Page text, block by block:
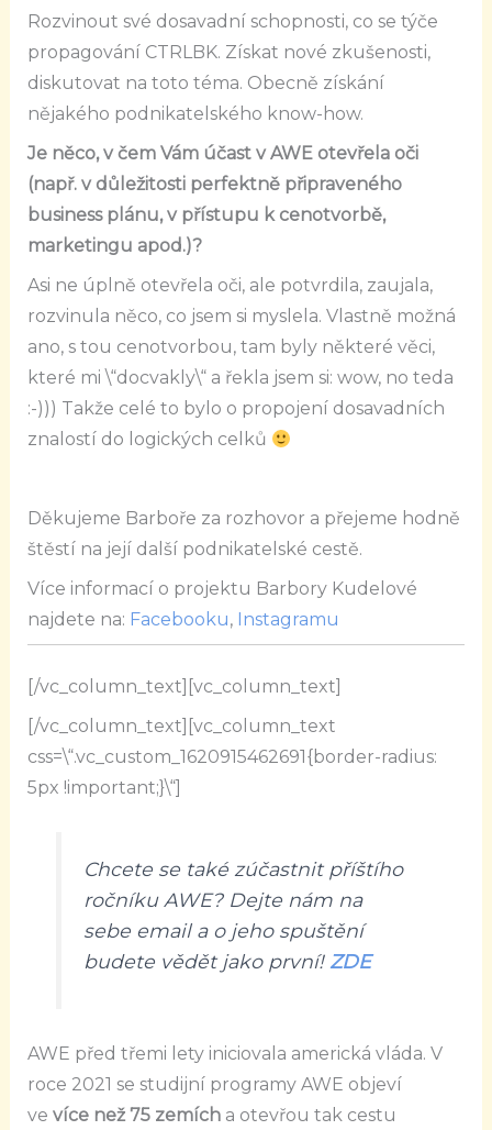
Rozvinout své dosavadní schopnosti, co se týče
propagování CTRLBK. Získat nové zkušenosti,
diskutovat na toto téma. Obecně získání
nějakého podnikatelského know-how.
Je něco, v čem Vám účast v AWE otevřela oči
(např. v důležitosti perfektně připraveného
business plánu, v přístupu k cenotvorbě,
marketingu apod.)?
Asi ne úplně otevřela oči, ale potvrdila, zaujala,
rozvinula něco, co jsem si myslela. Vlastně možná
ano, s tou cenotvorbou, tam byly některé věci,
které mi \“docvakly\“ a řekla jsem si: wow, no teda
:-))) Takže celé to bylo o propojení dosavadních
znalostí do logických celků
Děkujeme Barboře za rozhovor a přejeme hodně
štěstí na její další podnikatelské cestě.
Více informací o projektu Barbory Kudelové
najdete na: Facebooku, Instagramu
[/vc_column_text][vc_column_text]
[/vc_column_text][vc_column_text
css=\“.vc_custom_1620915462691{border-radius:
5px !important;}\“]
Chcete se také zúčastnit příštího
ročníku AWE? Dejte nám na
sebe email a o jeho spuštění
budete vědět jako první!ZDE
AWE před třemi lety iniciovala americká vláda. V
roce 2021 se studijní programy AWE objeví
ve více než 75 zemícha otevřou tak cestu